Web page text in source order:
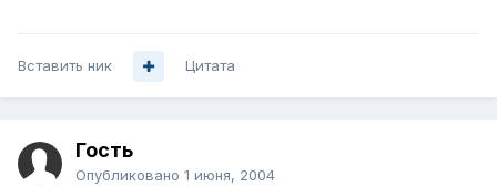
Вставить ник Цитата
Гость
Опубликовано 1 июня, 2004